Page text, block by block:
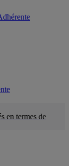
en termes de